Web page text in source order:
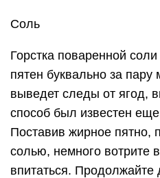
Соль
Горстка поваренной
пятен буквально за пару
выведет следы от ягод,
способ был известен
Поставив жирное пятно,
солью, немного вотрите
впитаться. Продолжайте